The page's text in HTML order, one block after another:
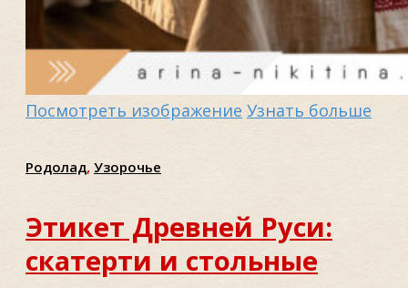
Посмотреть изображение Узнать больше
Родолад, Узорочье
Этикет Древней Руси:
скатерти и стольные